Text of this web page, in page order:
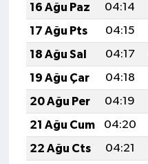
16 Ağu Paz
04:14
17 Ağu Pts
04:15
18 Ağu Sal
04:17
19 Ağu Çar
04:18
20 Ağu Per
04:19
21 Ağu Cum
04:20
22 Ağu Cts
04:21